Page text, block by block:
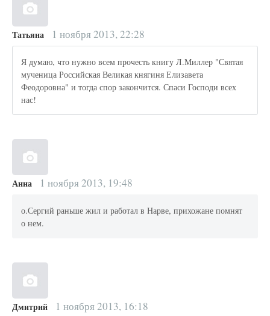
Татьяна 1 ноября 2013, 22:28
Я думаю, что нужно всем прочесть книгу Л.Миллер "Святая
мученица Российская Великая княгиня Елизавета
Феодоровна" и тогда спор закончится. Спаси Господи всех
нас!
Анна 1 ноября 2013, 19:48
о.Сергий раньше жил и работал в Нарве, прихожане помнят
о нем.
Дмитрий 1 ноября 2013, 16:18